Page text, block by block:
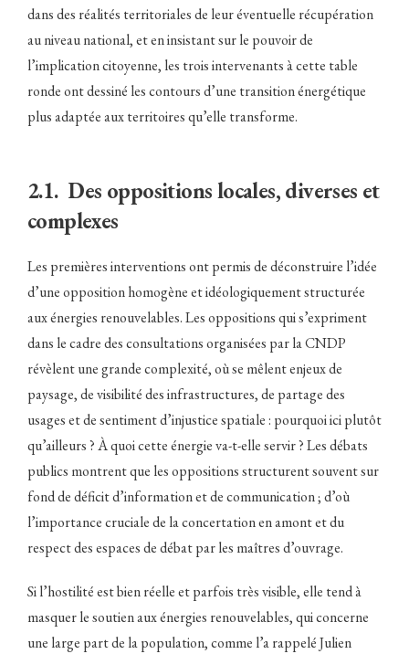
dans des réalités territoriales de leur éventuelle récupération
au niveau national, et en insistant sur le pouvoir de
l’implication citoyenne, les trois intervenants à cette table
ronde ont dessiné les contours d’une transition énergétique
plus adaptée aux territoires qu’elle transforme.
2.1. Des oppositions locales, diverses et
complexes
Les premières interventions ont permis de déconstruire l’idée
d’une opposition homogène et idéologiquement structurée
aux énergies renouvelables. Les oppositions qui s’expriment
dans le cadre des consultations organisées par la CNDP
révèlent une grande complexité, où se mêlent enjeux de
paysage, de visibilité des infrastructures, de partage des
usages et de sentiment d’injustice spatiale : pourquoi ici plutôt
qu’ailleurs ? À quoi cette énergie va-t-elle servir ? Les débats
publics montrent que les oppositions structurent souvent sur
fond de déficit d’information et de communication ; d’où
l’importance cruciale de la concertation en amont et du
respect des espaces de débat par les maîtres d’ouvrage.
Si l’hostilité est bien réelle et parfois très visible, elle tend à
masquer le soutien aux énergies renouvelables, qui concerne
une large part de la population, comme l’a rappelé Julien